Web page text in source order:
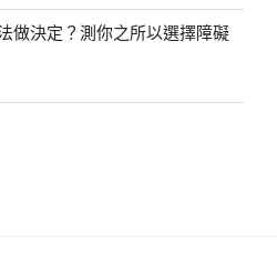
做決定？測你之所以選擇障礙